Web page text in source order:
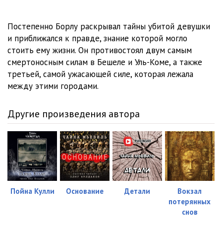
03_26 21:30
03_27
03_28 36:37
04_01
Постепенно Борлу раскрывал тайны убитой девушки
и приближался к правде, знание которой могло
стоить ему жизни. Он противостоял двум самым
смертоносным силам в Бешеле и Уль-Коме, а также
третьей, самой ужасающей силе, которая лежала
между этими городами.
Другие произведения автора
Пойна Кулли Основание Детали
Вокзал
потерянных
снов